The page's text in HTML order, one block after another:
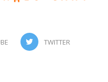
TWITTER